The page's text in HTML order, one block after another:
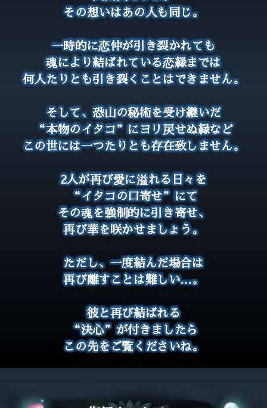
その想いはあの人も同じ。
一時的に恋仲が引き裂かれても
魂により結ばれている恋縁までは
何人たりとも引き裂くことはできません。
そして、恐山の秘術を受け継いだ
“本物のイタコ”にヨリ戻せぬ縁など
この世には一つたりとも存在致しません。
2人が再び愛に溢れる日々を
“イタコの口寄せ”にて
その魂を強制的に引き寄せ、
再び華を咲かせましょう。
ただし、一度結んだ場合は
再び離すことは難しい…。
彼と再び結ばれる
“決心”が付きましたら
この先をご覧くださいね。